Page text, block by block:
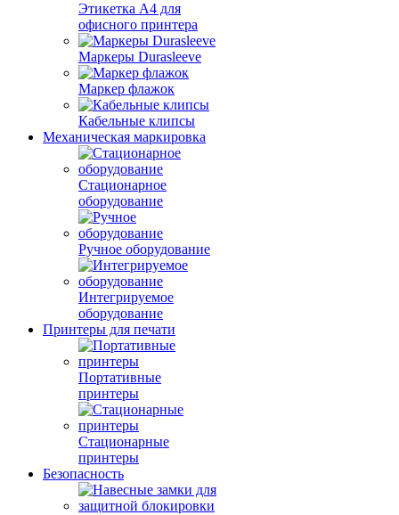
Этикетка А4 для
офисного принтера
Маркеры Durasleeve
Маркер флажок
Кабельные клипсы
Механическая маркировка
Стационарное
оборудование
Ручное оборудование
Интегрируемое
оборудование
Принтеры для печати
Портативные
принтеры
Стационарные
принтеры
Безопасность